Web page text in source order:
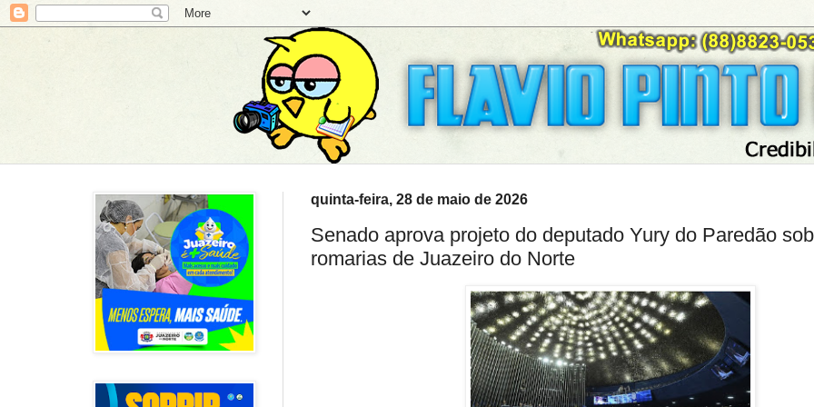
quinta-feira, 28 de maio de 2026
Senado aprova projeto do deputado Yury do Paredão
romarias de Juazeiro do Norte